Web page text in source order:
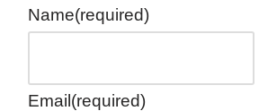
Name(required)
Email(required)